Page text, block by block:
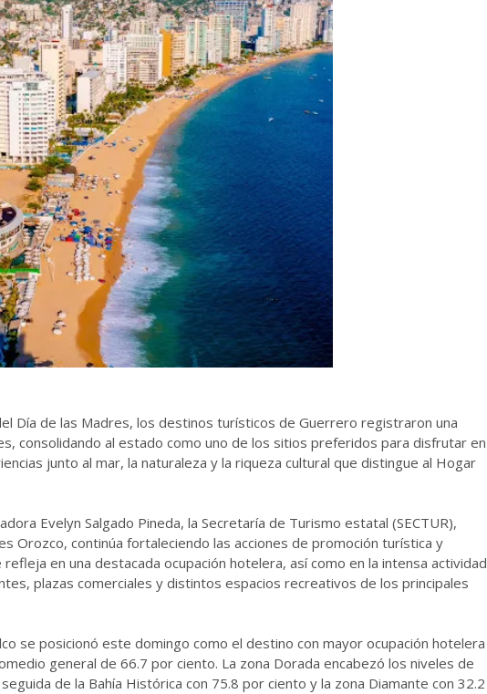
Día de las Madres, los destinos turísticos de Guerrero registraron una
consolidando al estado como uno de los sitios preferidos para disfrutar en
junto al mar, la naturaleza y la riqueza cultural que distingue al Hogar
Evelyn Salgado Pineda, la Secretaría de Turismo estatal (SECTUR),
Orozco, continúa fortaleciendo las acciones de promoción turística y
en una destacada ocupación hotelera, así como en la intensa actividad
plazas comerciales y distintos espacios recreativos de los principales
se posicionó este domingo como el destino con mayor ocupación hotelera
general de 66.7 por ciento. La zona Dorada encabezó los niveles de
de la Bahía Histórica con 75.8 por ciento y la zona Diamante con 32.2